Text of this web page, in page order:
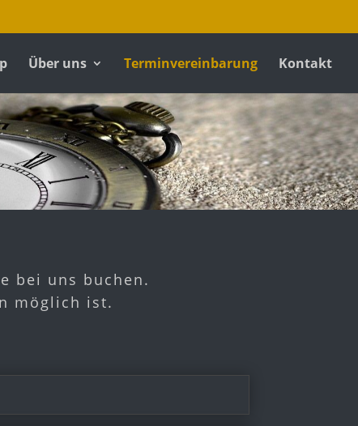
Über uns Terminvereinbarung Kontakt
bei uns buchen.
möglich ist.